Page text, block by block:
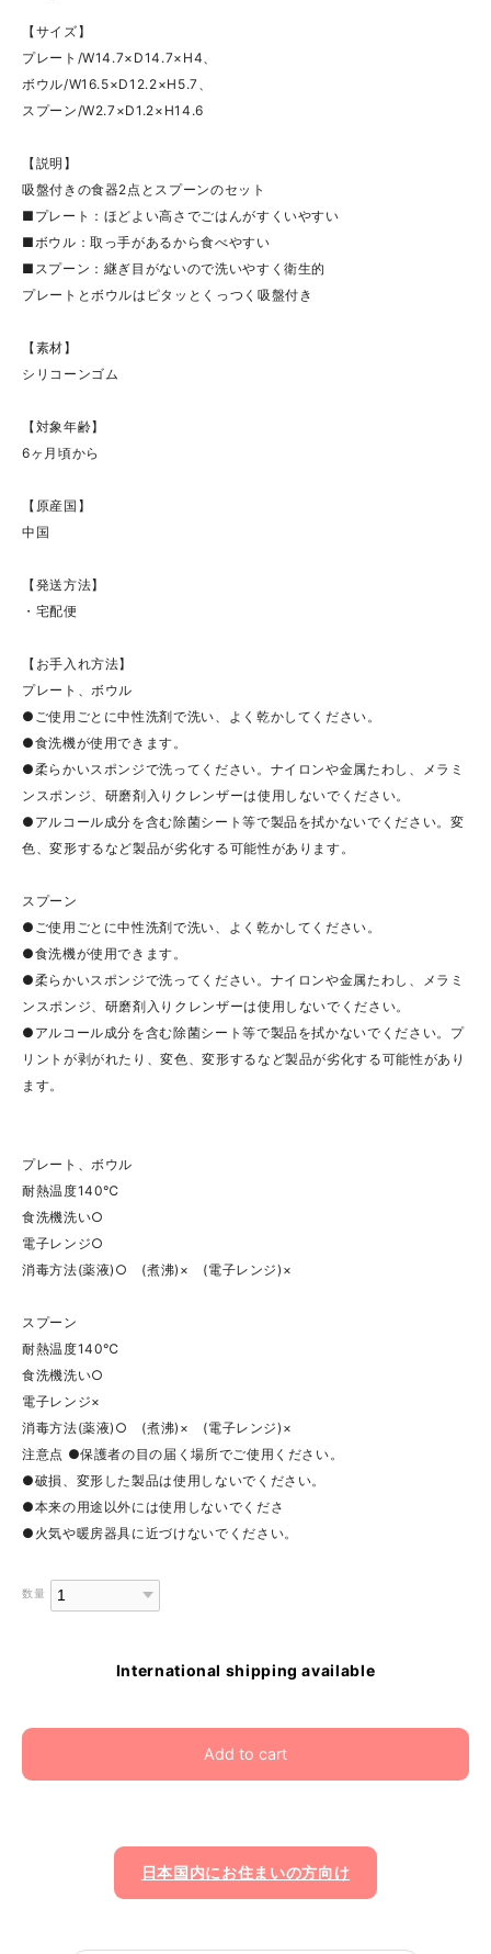
【サイズ】
プレート/W14.7×D14.7×H4、
ボウル/W16.5×D12.2×H5.7、
スプーン/W2.7×D1.2×H14.6
【説明】
吸盤付きの食器2点とスプーンのセット
■プレート：ほどよい高さでごはんがすくいやすい
■ボウル：取っ手があるから食べやすい
■スプーン：継ぎ目がないので洗いやすく衛生的
プレートとボウルはピタッとくっつく吸盤付き
【素材】
シリコーンゴム
【対象年齢】
6ヶ月頃から
【原産国】
中国
【発送方法】
・宅配便
【お手入れ方法】
プレート、ボウル
●ご使用ごとに中性洗剤で洗い、よく乾かしてください。
●食洗機が使用できます。
●柔らかいスポンジで洗ってください。ナイロンや金属たわし、メラミ
ンスポンジ、研磨剤入りクレンザーは使用しないでください。
●アルコール成分を含む除菌シート等で製品を拭かないでください。変
色、変形するなど製品が劣化する可能性があります。
スプーン
●ご使用ごとに中性洗剤で洗い、よく乾かしてください。
●食洗機が使用できます。
●柔らかいスポンジで洗ってください。ナイロンや金属たわし、メラミ
ンスポンジ、研磨剤入りクレンザーは使用しないでください。
●アルコール成分を含む除菌シート等で製品を拭かないでください。プ
リントが剥がれたり、変色、変形するなど製品が劣化する可能性があり
ます。
プレート、ボウル
耐熱温度140℃
食洗機洗い○
電子レンジ○
消毒方法(薬液)○ (煮沸)× (電子レンジ)×
スプーン
耐熱温度140℃
食洗機洗い○
電子レンジ×
消毒方法(薬液)○ (煮沸)× (電子レンジ)×
注意点 ●保護者の目の届く場所でご使用ください。
●破損、変形した製品は使用しないでください。
●本来の用途以外には使用しないでくださ
●火気や暖房器具に近づけないでください。
数量
International shipping available
Add to cart
日本国内にお住まいの方向け